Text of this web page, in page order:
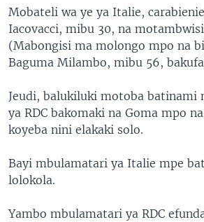
Mobateli wa ye ya Italie,
Iacovacci, mibu 30, na
(Mabongisi ma molongo mpo na
Baguma Milambo, mibu 56,
Jeudi, balukiluki motoba batinami
ya RDC bakomaki na Goma mpo
koyeba nini elakaki solo.
Bayi mbulamatari ya Italie mpe
lolokola.
Yambo mbulamatari ya RDC